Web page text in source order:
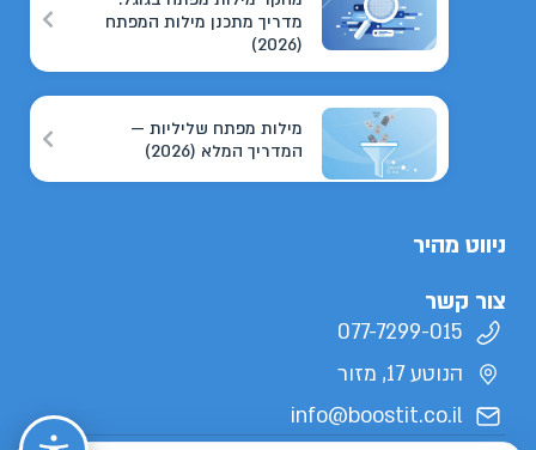
מדריך מתכנן מילות המפתח
(2026)
מילות מפתח שליליות —
המדריך המלא (2026)
ניווט מהיר
צור קשר
077-7299-015
הנוטע 17, מזור
info@boostit.co.il